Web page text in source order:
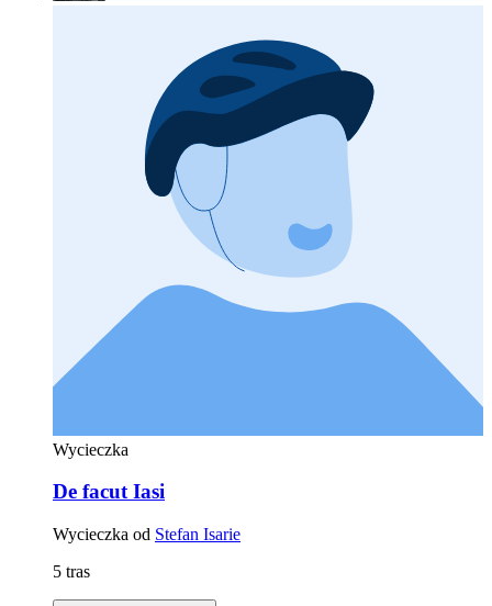
Wycieczka
De facut Iasi
Wycieczka od Stefan Isarie
5 tras